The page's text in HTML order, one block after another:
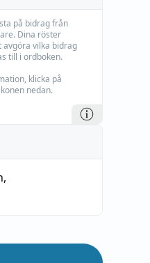
på bidrag från
Dina röster
avgöra vilka bidrag
till i ordboken.
klicka på
nedan.
,